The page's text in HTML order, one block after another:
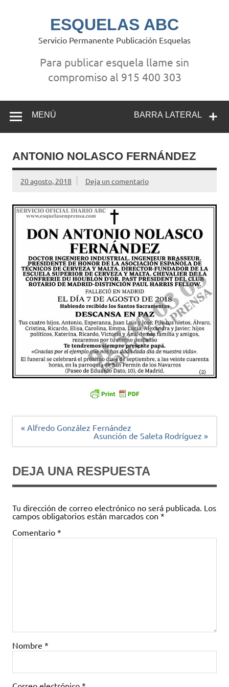
ESQUELAS ABC
Servicio Permanente Publicación Esquelas
Para publicar esquela llame sin
compromiso al 915 400 303
BARRA LATERAL
MENÚ
ANTONIO NOLASCO FERNÁNDEZ
20 agosto, 2018 Deja un comentario
Navegación
« Alfredo González Fernández
Asunción de Saleta Rodríguez »
DEJA UNA RESPUESTA
Tu dirección de correo electrónico no será publicada. Los
campos obligatorios están marcados con *
Comentario *
Nombre *